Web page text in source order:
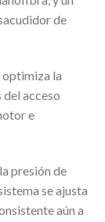
de
optimiza la
acceso
e
presión de
se ajusta
aún a